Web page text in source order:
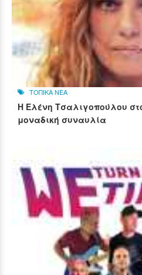
ΤΟΠΙΚΑ ΝΕΑ
Η Ελένη Τσαλιγοπούλου
μοναδική συναυλία